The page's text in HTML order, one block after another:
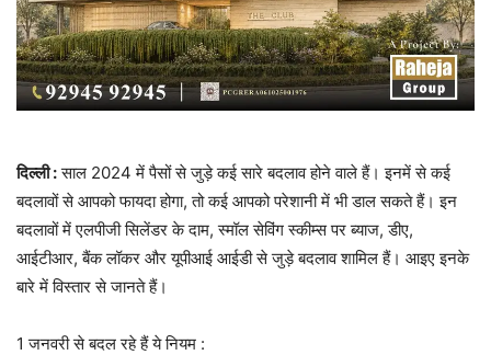
दिल्ली :साल 2024 में पैसों से जुड़े कई सारे बदलाव होने वाले हैं। इनमें से कई
बदलावों से आपको फायदा होगा, तो कई आपको परेशानी में भी डाल सकते हैं। इन
बदलावों में एलपीजी सिलेंडर के दाम, स्मॉल सेविंग स्कीम्स पर ब्याज, डीए,
आईटीआर, बैंक लॉकर और यूपीआई आईडी से जुड़े बदलाव शामिल हैं। आइए इनके
बारे में विस्तार से जानते हैं।
1 जनवरी से बदल रहे हैं ये नियम :